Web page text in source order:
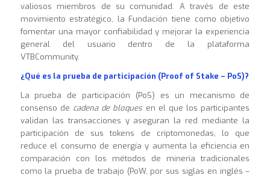
valiosos miembros de su comunidad. A través de este
movimiento estratégico, la Fundación tiene como objetivo
fomentar una mayor confiabilidad y mejorar la experiencia
general del usuario dentro de la plataforma
VTBCommunity.
¿Qué es la prueba de participación (Proof of Stake – PoS)?
La prueba de participación (PoS) es un mecanismo de
consenso de cadena de bloques en el que los participantes
validan las transacciones y aseguran la red mediante la
participación de sus tokens de criptomonedas, lo que
reduce el consumo de energía y aumenta la eficiencia en
comparación con los métodos de minería tradicionales
como la prueba de trabajo (PoW, por sus siglas en inglés –